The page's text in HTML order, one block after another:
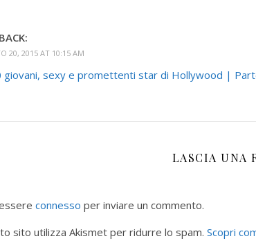
20, 2015 AT 10:15 AM
giovani, sexy e promettenti star di Hollywood |
LASCIA UNA
connesso per inviare un commento.
sito utilizza Akismet per ridurre lo spam. Scopri